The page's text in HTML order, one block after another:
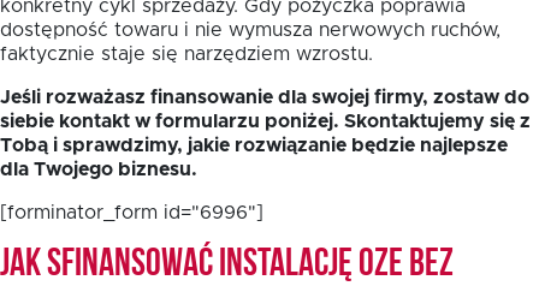
konkretny cykl sprzedaży. Gdy pożyczka poprawia
dostępność towaru i nie wymusza nerwowych ruchów,
faktycznie staje się narzędziem wzrostu.
Jeśli rozważasz finansowanie dla swojej firmy, zostaw do
siebie kontakt w formularzu poniżej. Skontaktujemy się z
Tobą i sprawdzimy, jakie rozwiązanie będzie najlepsze
dla Twojego biznesu.
[forminator_form id="6996"]
Jak sfinansować instalację OZE bez